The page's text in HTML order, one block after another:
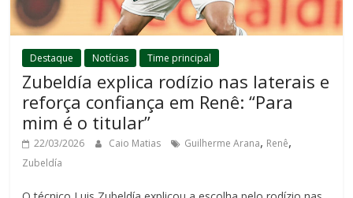
Destaque Notícias Time principal
Zubeldía explica rodízio nas laterais e
reforça confiança em Renê: “Para
mim é o titular”
22/03/2026 Caio Matias Guilherme Arana, Renê,
Zubeldía